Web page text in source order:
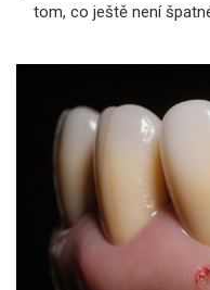
tom, co ještě není